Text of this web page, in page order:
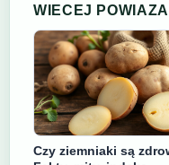
WIECEJ
Czy ziemniaki są